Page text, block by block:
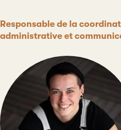
Poste
Responsable de la
administrative et